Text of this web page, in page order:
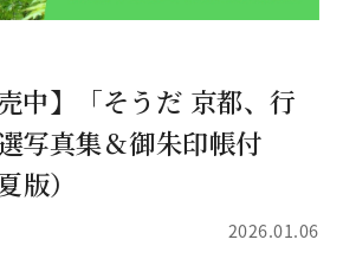
中】「そうだ 京都、行
写真集＆御朱印帳付
版）
2026.01.06